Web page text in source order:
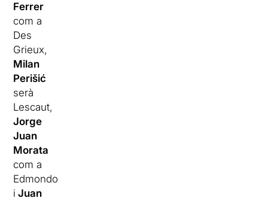
Ferrer
com a
Des
Grieux,
Milan
Perišić
serà
Lescaut,
Jorge
Juan
Morata
com a
Edmondo
i Juan